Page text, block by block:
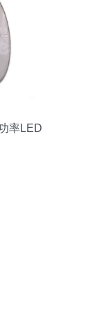
率LED